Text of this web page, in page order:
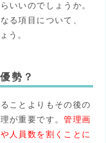
いいのでしょうか。
る項目について、
う。
勢？
ことよりもその後の
が重要です。管理画
人員数を割くことに